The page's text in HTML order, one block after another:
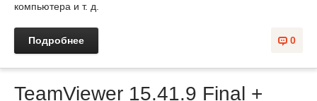
компьютера и т. д.
0
Подробнее
TeamViewer 15.41.9 Final +